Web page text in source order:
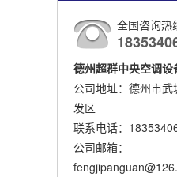
全国咨询热
德州超群中央空调设
公司地址：德州市
发区
联系电话：
公司邮箱：